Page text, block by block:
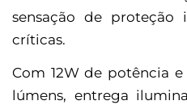
sensação de proteção
críticas.
Com 12W de potência
lúmens, entrega